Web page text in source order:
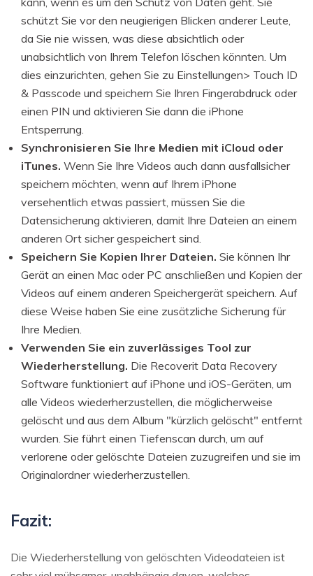
schützt Sie vor den neugierigen Blicken anderer Leute,
da Sie nie wissen, was diese absichtlich oder
unabsichtlich von Ihrem Telefon löschen könnten. Um
dies einzurichten, gehen Sie zu Einstellungen> Touch ID
& Passcode und speichern Sie Ihren Fingerabdruck oder
einen PIN und aktivieren Sie dann die iPhone
Entsperrung.
Synchronisieren Sie Ihre Medien mit iCloud oder
iTunes. Wenn Sie Ihre Videos auch dann ausfallsicher
speichern möchten, wenn auf Ihrem iPhone
versehentlich etwas passiert, müssen Sie die
Datensicherung aktivieren, damit Ihre Dateien an einem
anderen Ort sicher gespeichert sind.
Speichern Sie Kopien Ihrer Dateien. Sie können Ihr
Gerät an einen Mac oder PC anschließen und Kopien der
Videos auf einem anderen Speichergerät speichern. Auf
diese Weise haben Sie eine zusätzliche Sicherung für
Ihre Medien.
Verwenden Sie ein zuverlässiges Tool zur
Wiederherstellung. Die Recoverit Data Recovery
Software funktioniert auf iPhone und iOS-Geräten, um
alle Videos wiederherzustellen, die möglicherweise
gelöscht und aus dem Album "kürzlich gelöscht" entfernt
wurden. Sie führt einen Tiefenscan durch, um auf
verlorene oder gelöschte Dateien zuzugreifen und sie im
Originalordner wiederherzustellen.
Fazit:
Die Wiederherstellung von gelöschten Videodateien ist